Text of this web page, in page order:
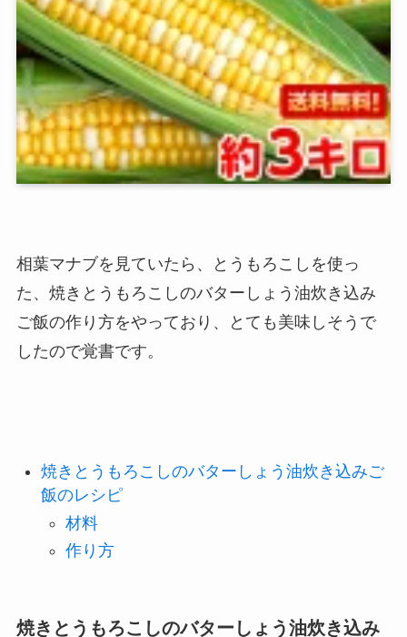
相葉マナブを見ていたら、とうもろこしを使っ
た、焼きとうもろこしのバターしょう油炊き込み
ご飯の作り方をやっており、とても美味しそうで
したので覚書です。
焼きとうもろこしのバターしょう油炊き込みご
飯のレシピ
材料
作り方
焼きとうもろこしのバターしょう油炊き込み